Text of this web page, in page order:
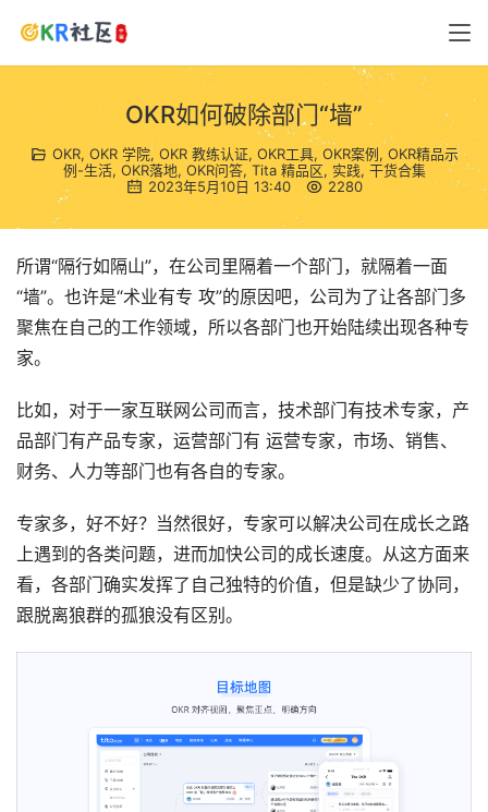
OKR如何破除部门“墙”
OKR, OKR 学院, OKR 教练认证, OKR工具, OKR案例, OKR精品示
例-生活, OKR落地, OKR问答, Tita 精品区, 实践, 干货合集
2023年5月10日 13:40
2280
所谓“隔行如隔山”，在公司里隔着一个部门，就隔着一面
“墙”。也许是“术业有专 攻”的原因吧，公司为了让各部门多
聚焦在自己的工作领域，所以各部门也开始陆续出现各种专
家。
比如，对于一家互联网公司而言，技术部门有技术专家，产
品部门有产品专家，运营部门有 运营专家，市场、销售、
财务、人力等部门也有各自的专家。
专家多，好不好？当然很好，专家可以解决公司在成长之路
上遇到的各类问题，进而加快公司的成长速度。从这方面来
看，各部门确实发挥了自己独特的价值，但是缺少了协同，
跟脱离狼群的孤狼没有区别。